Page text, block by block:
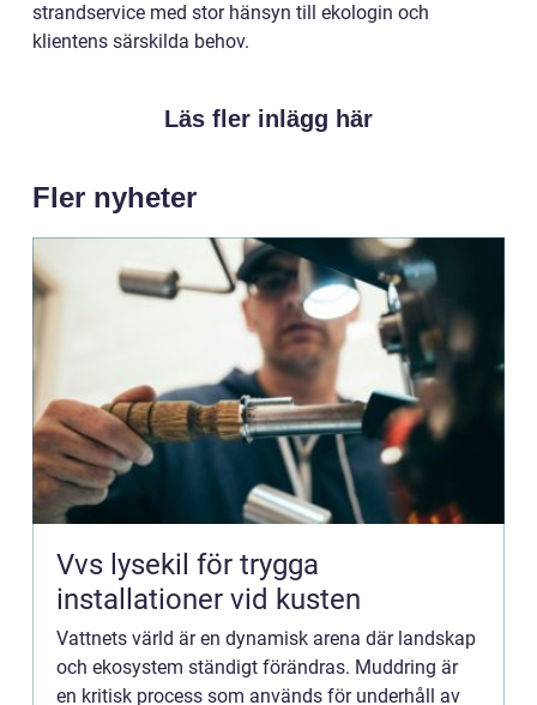
strandservice med stor hänsyn till ekologin och
klientens särskilda behov.
Läs fler inlägg här
Fler nyheter
Vvs lysekil för trygga
installationer vid kusten
Vattnets värld är en dynamisk arena där landskap
och ekosystem ständigt förändras. Muddring är
en kritisk process som används för underhåll av